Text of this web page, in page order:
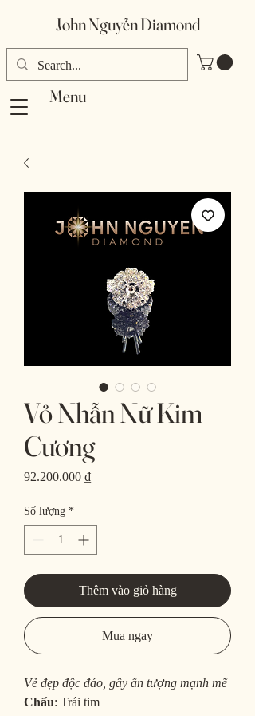
​John Nguyễn Diamond
Menu
Vỏ Nhẫn Nữ Kim
Cương
92.200.000 ₫Giá
Số lượng *
Thêm vào giỏ hàng
Mua ngay
Vẻ đẹp độc đáo, gây ấn tượng mạnh mẽ
Chấu: Trái tim